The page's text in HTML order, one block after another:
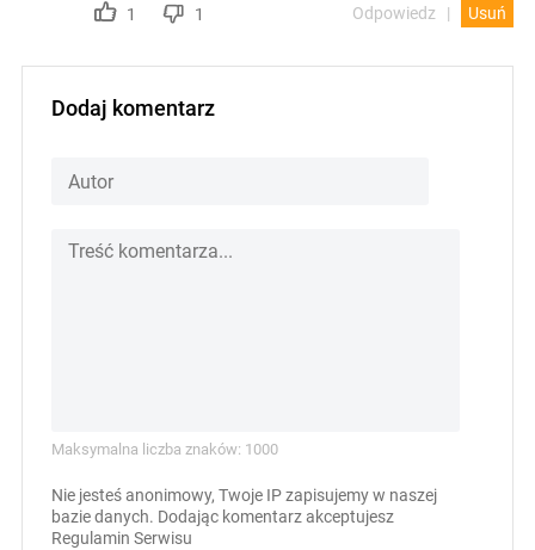
1 1 Odpowiedz Usuń
Dodaj komentarz
Maksymalna liczba znaków: 1000
Nie jesteś anonimowy, Twoje IP zapisujemy w naszej
bazie danych. Dodając komentarz akceptujesz
Regulamin Serwisu